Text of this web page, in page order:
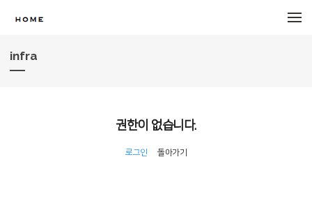
infra
권한이 없습니다.
로그인 돌아가기